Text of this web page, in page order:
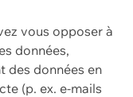
vous opposer à
données,
des données en
(p. ex. e-mails